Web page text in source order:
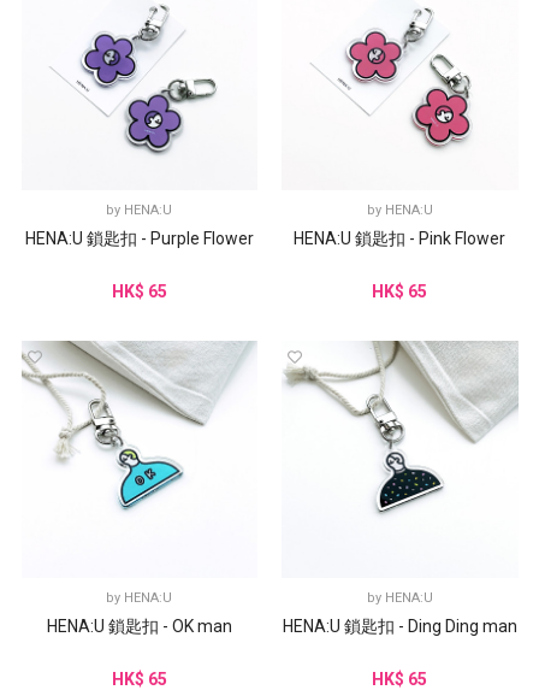
by HENA:U
HENA:U 鎖匙扣 - Purple Flower
HK$ 65
by HENA:U
HENA:U 鎖匙扣 - Pink Flower
HK$ 65
by HENA:U
HENA:U 鎖匙扣 - OK man
HK$ 65
by HENA:U
HENA:U 鎖匙扣 - Ding Ding man
HK$ 65